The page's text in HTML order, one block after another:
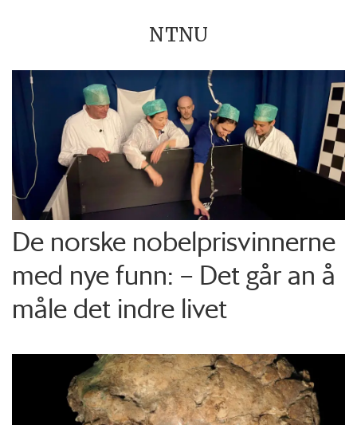
NTNU
De norske nobelprisvinnerne
med nye funn: – Det går an å
måle det indre livet